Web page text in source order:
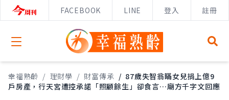
FACEBOOK LINE 登入 註冊
Open menu
幸福熟齡 / 理財學 / 財富傳承 / 87歲失智翁瞞女兒捐上億9
戶房產，行天宮遭控承諾「照顧餘生」卻食言…廟方千字文回應